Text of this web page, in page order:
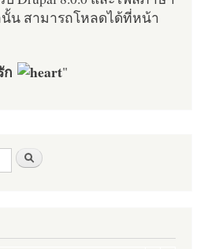
น สามารถโหลดได้ที่หน้า
"